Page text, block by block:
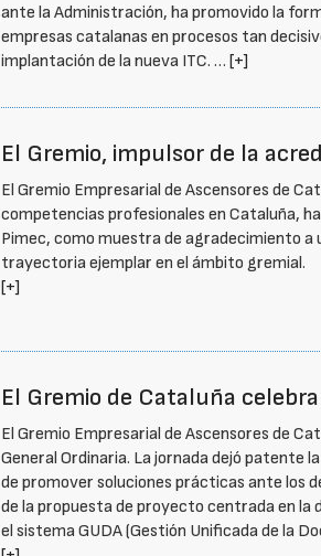
ante la Administración, ha promovido la
empresas catalanas en procesos tan
implantación de la nueva ITC. …[+]
El Gremio, impulsor de la
El Gremio Empresarial de Ascensores de
competencias profesionales en Cataluña,
Pimec, como muestra de agradecimiento a
trayectoria ejemplar en el ámbito gremial.
[+]
El Gremio de Cataluña
El Gremio Empresarial de Ascensores de
General Ordinaria. La jornada dejó patente
de promover soluciones prácticas ante los
de la propuesta de proyecto centrada en la
el sistema GUDA (Gestión Unificada de la